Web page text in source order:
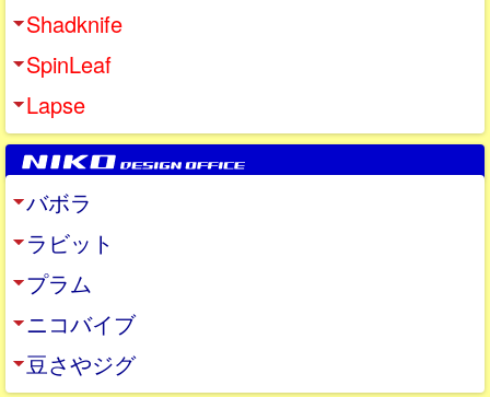
Shadknife
SpinLeaf
Lapse
バボラ
ラビット
プラム
ニコバイブ
豆さやジグ